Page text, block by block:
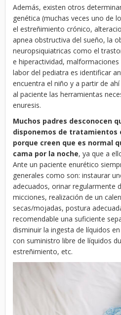
Además, existen otros
genética (muchas veces uno de
el estreñimiento crónico,
apnea obstructiva del sueño, la
neuropsiquiatricas como el
e hiperactividad, malformaciones
labor del pediatra es identificar
encuentra el niño y a partir de
al paciente las herramientas
enuresis.
Muchos padres desconocen
disponemos de tratamientos
porque creen que es normal
cama por la noche, ya que a
Ante un paciente enurético
generales como son: instaurar
adecuados, orinar regularmente
micciones, realización de un
secas/mojadas, postura
recomendable una suficiente
disminuir la ingesta de líquidos
con suministro libre de líquidos
estreñimiento, etc.